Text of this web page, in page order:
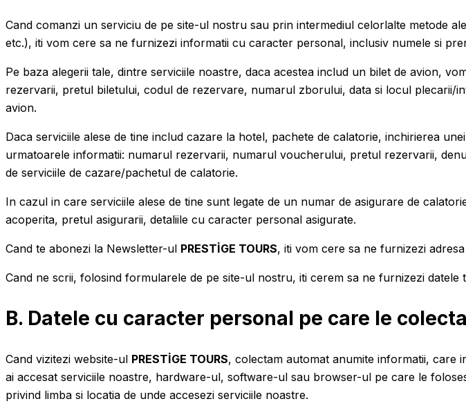
Cand comanzi un serviciu de pe site-ul nostru sau prin intermediul celorlalte metode
etc.), iti vom cere sa ne furnizezi informatii cu caracter personal, inclusiv numele si
Pe baza alegerii tale, dintre serviciile noastre, daca acestea includ un bilet de avion,
rezervarii, pretul biletului, codul de rezervare, numarul zborului, data si locul plecarii/
avion.
Daca serviciile alese de tine includ cazare la hotel, pachete de calatorie, inchirierea
urmatoarele informatii: numarul rezervarii, numarul voucherului, pretul rezervarii,
de serviciile de cazare/pachetul de calatorie.
In cazul in care serviciile alese de tine sunt legate de un numar de asigurare de
acoperita, pretul asigurarii, detaliile cu caracter personal asigurate.
Cand te abonezi la Newsletter-ul PRESTİGE TOURS, iti vom cere sa ne furnizezi adresa
Cand ne scrii, folosind formularele de pe site-ul nostru, iti cerem sa ne furnizezi
B. Datele cu caracter personal pe care le
Cand vizitezi website-ul PRESTİGE TOURS, colectam automat anumite informatii, care
ai accesat serviciile noastre, hardware-ul, software-ul sau browser-ul pe care le
privind limba si locatia de unde accesezi serviciile noastre.